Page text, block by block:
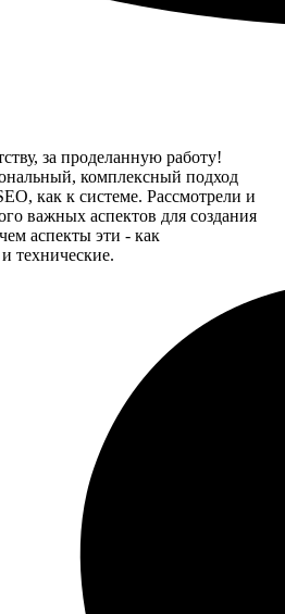
за проделанную работу!
комплексный подход
как к системе. Рассмотрели и
важных аспектов для создания
аспекты эти - как
технические.